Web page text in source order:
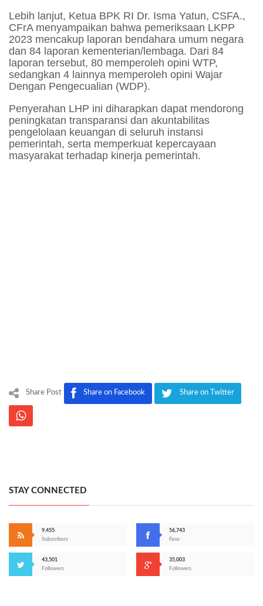
Lebih lanjut, Ketua BPK RI Dr. Isma Yatun, CSFA.,
CFrA menyampaikan bahwa pemeriksaan LKPP
2023 mencakup laporan bendahara umum negara
dan 84 laporan kementerian/lembaga. Dari 84
laporan tersebut, 80 memperoleh opini WTP,
sedangkan 4 lainnya memperoleh opini Wajar
Dengan Pengecualian (WDP).
Penyerahan LHP ini diharapkan dapat mendorong
peningkatan transparansi dan akuntabilitas
pengelolaan keuangan di seluruh instansi
pemerintah, serta memperkuat kepercayaan
masyarakat terhadap kinerja pemerintah.
Share Post Share on Facebook Share on Twitter
STAY CONNECTED
9,455
Subscribers
56,743
Fans
43,501
Followers
35,003
Followers